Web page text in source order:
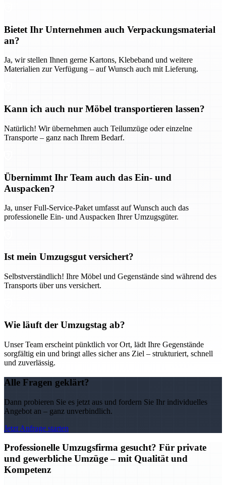
Bietet Ihr Unternehmen auch Verpackungsmaterial
an?
Ja, wir stellen Ihnen gerne Kartons, Klebeband und weitere
Materialien zur Verfügung – auf Wunsch auch mit Lieferung.
Kann ich auch nur Möbel transportieren lassen?
Natürlich! Wir übernehmen auch Teilumzüge oder einzelne
Transporte – ganz nach Ihrem Bedarf.
Übernimmt Ihr Team auch das Ein- und
Auspacken?
Ja, unser Full-Service-Paket umfasst auf Wunsch auch das
professionelle Ein- und Auspacken Ihrer Umzugsgüter.
Ist mein Umzugsgut versichert?
Selbstverständlich! Ihre Möbel und Gegenstände sind während des
Transports über uns versichert.
Wie läuft der Umzugstag ab?
Unser Team erscheint pünktlich vor Ort, lädt Ihre Gegenstände
sorgfältig ein und bringt alles sicher ans Ziel – strukturiert, schnell
und zuverlässig.
Alle Fragen geklärt?
Dann probieren Sie es jetzt aus und fordern Sie Ihr individuelles
Angebot an – ganz unverbindlich.
Jetzt Anfrage starten
Professionelle Umzugsfirma gesucht? Für private
und gewerbliche Umzüge – mit Qualität und
Kompetenz